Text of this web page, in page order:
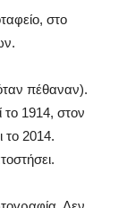
στο
πέθαναν).
το 1914, στον
το 2014.